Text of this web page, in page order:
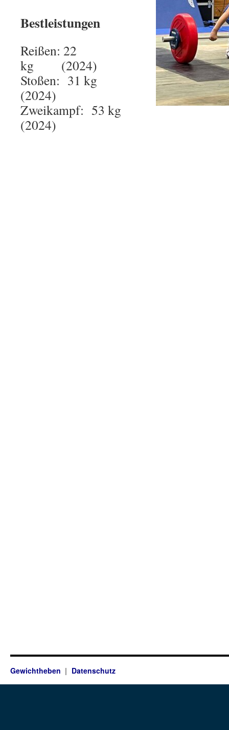
Bestleistungen
Reißen: 22
kg (2024)
Stoßen: 31 kg
(2024)
Zweikampf: 53 kg
(2024)
Gewichtheben Datenschutz